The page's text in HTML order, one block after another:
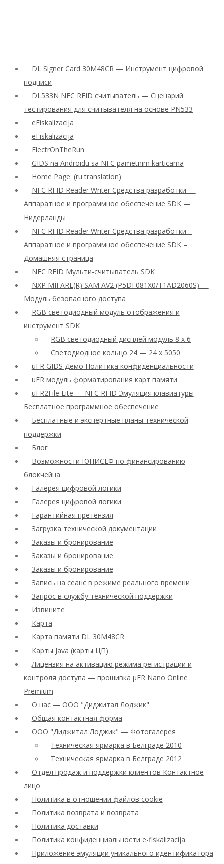
DL Signer Card 30M48CR — Инструмент цифровой
подписи
DL533N NFC RFID считыватель — Сценарий
тестирования для считывателя на основе PN533
eFiskalizacija
eFiskalizacija
ElectrOnTheRun
GIDS na Androidu sa NFC pametnim karticama
Home Page: (ru translation)
NFC RFID Reader Writer Средства разработки —
Аппаратное и программное обеспечение SDK —
Нидерланды
NFC RFID Reader Writer Средства разработки –
Аппаратное и программное обеспечение SDK –
Домашняя страница
NFC RFID Мульти-считыватель SDK
NXP MIFARE(R) SAM AV2 (P5DF081X0/T1AD2060S) —
Модуль безопасного доступа
RGB светодиодный модуль отображения и
инструмент SDK
RGB светодиодный дисплей модуль 8 x 6
Светодиодное кольцо 24 — 24 x 5050
uFR GIDS Демо Политика конфиденциальности
uFR модуль форматирования карт памяти
uFR2File Lite — NFC RFID Эмуляция клавиатуры
Бесплатное программное обеспечение
Бесплатные и экспертные планы технической
поддержки
Блог
Возможности ЮНИСЕФ по финансированию
блокчейна
Галерея цифровой логики
Галерея цифровой логики
Гарантийная претензия
Загрузка технической документации
Заказы и бронирование
Заказы и бронирование
Заказы и бронирование
Запись на сеанс в режиме реального времени
Запрос в службу технической поддержки
Извините
Карта
Карта памяти DL 30M48CR
Карты Java (карты ЦП)
Лицензия на активацию режима регистрации и
контроля доступа — прошивка μFR Nano Online
Premium
О нас — ООО "Диджитал Лоджик"
Общая контактная форма
ООО "Диджитал Лоджик" — Фотогалерея
Техническая ярмарка в Белграде 2010
Техническая ярмарка в Белграде 2012
Отдел продаж и поддержки клиентов Контактное
лицо
Политика в отношении файлов cookie
Политика возврата и возврата
Политика доставки
Политика конфиденциальности e-fiskalizacija
Приложение эмуляции уникального идентификатора